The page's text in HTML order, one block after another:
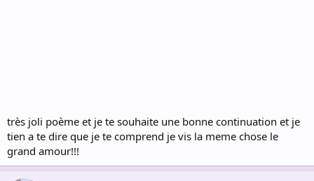
très joli poème et je te souhaite une bonne continuation et je
tien a te dire que je te comprend je vis la meme chose le
grand amour!!!